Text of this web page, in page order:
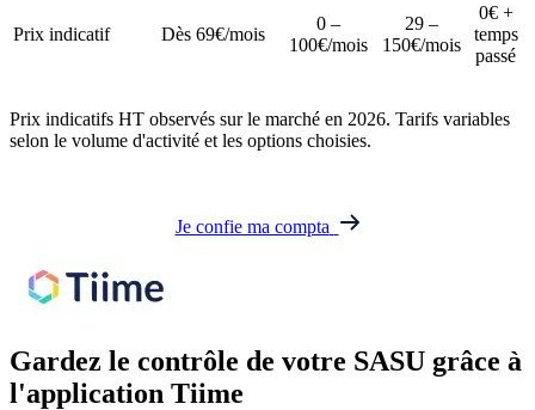
Prix indicatif Dès 69€/mois
0 –
100€/mois
29 –
150€/mois
0€ +
temps
passé
Prix indicatifs HT observés sur le marché en 2026. Tarifs variables
selon le volume d'activité et les options choisies.
Je confie ma compta
Gardez le contrôle de votre SASU grâce à
l'application Tiime